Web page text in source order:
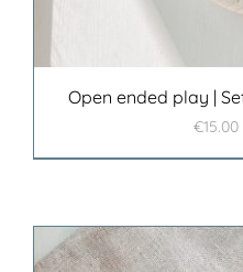
Open ended play |
€15.00